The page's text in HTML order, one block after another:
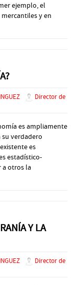
ejemplo, el
y en
Director de
es ampliamente
verdadero
es
estadístico-
a otros la
Y LA
Director de